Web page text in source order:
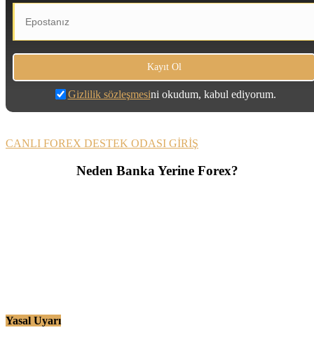
Gizlilik sözleşmesini okudum, kabul ediyorum.
CANLI FOREX DESTEK ODASI GİRİŞ
Neden Banka Yerine Forex?
Yasal Uyarı